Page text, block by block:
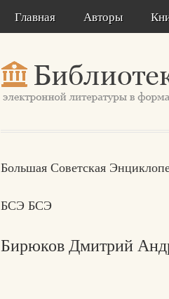
Главная Авторы
Большая Советская
БСЭ БСЭ
Бирюков Дмитрий